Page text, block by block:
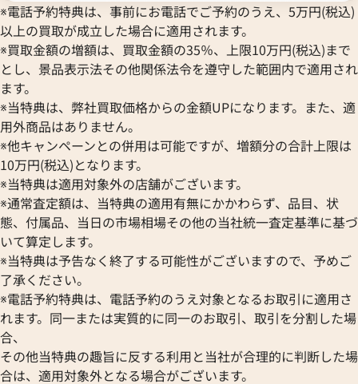
ルイ・ヴィトン ダミエアズール サリナ
GM トートバッグ N41209
参考買取価格
64,000 円
2025年12月17日時点
ルイ・ヴィトン
参考買取価格
61,000円
ルイ・ヴィトン ダミエアンフィニ タダオ
PM トートバッグ N41269
ルイ・ヴィトン
※電話予約特典は、事前にお電話でご予約のうえ、5万円(税込)
以上の買取が成立した場合に適用されます。
※買取金額の増額は、買取金額の35％、上限10万円(税込)まで
とし、景品表示法その他関係法令を遵守した範囲内で適用され
ます。
※当特典は、弊社買取価格からの金額UPになります。また、適
用外商品はありません。
※他キャンペーンとの併用は可能ですが、増額分の合計上限は
10万円(税込)となります。
※当特典は適用対象外の店舗がございます。
※通常査定額は、当特典の適用有無にかかわらず、品目、状
態、付属品、当日の市場相場その他の当社統一査定基準に基づ
いて算定します。
※当特典は予告なく終了する可能性がございますので、予めご
了承ください。
※電話予約特典は、電話予約のうえ対象となるお取引に適用さ
れます。同一または実質的に同一のお取引、取引を分割した場
合、
その他当特典の趣旨に反する利用と当社が合理的に判断した場
合は、適用対象外となる場合がございます。